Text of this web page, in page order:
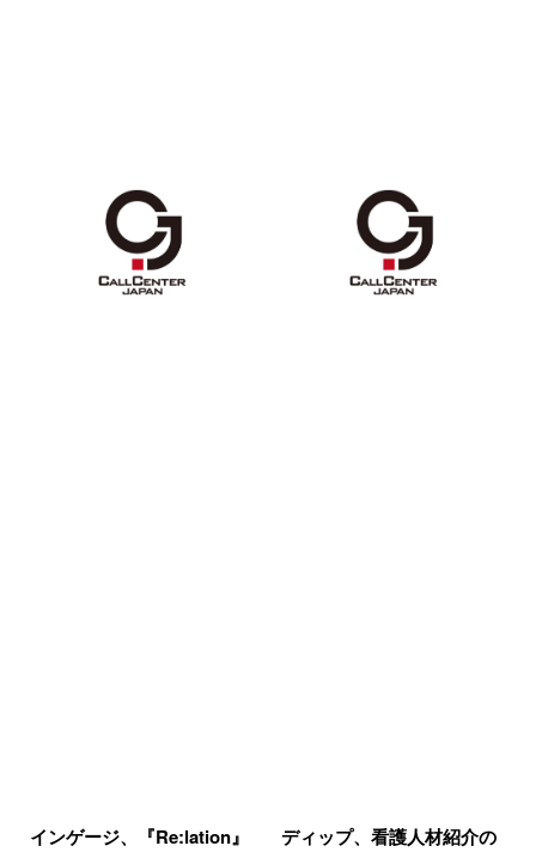
インゲージ、『Re:lation』
ディップ、看護人材紹介の